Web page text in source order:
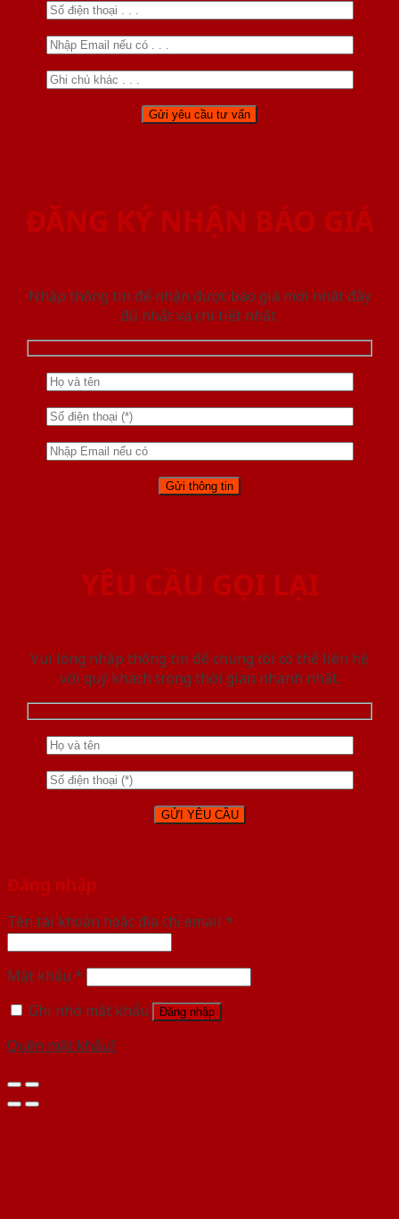
ĐĂNG KÝ NHẬN BÁO GIÁ
Nhập thông tin để nhận được báo giá mới nhât đầy
đủ nhất và chi tiết nhất.
YÊU CẦU GỌI LẠI
Vui lòng nhập thông tin để chúng tôi có thể liên hệ
với quý khách trong thời gian nhanh nhất.
Đăng nhập
Tên tài khoản hoặc địa chỉ email *
Mật khẩu *
Ghi nhớ mật khẩu
Đăng nhập
Quên mật khẩu?